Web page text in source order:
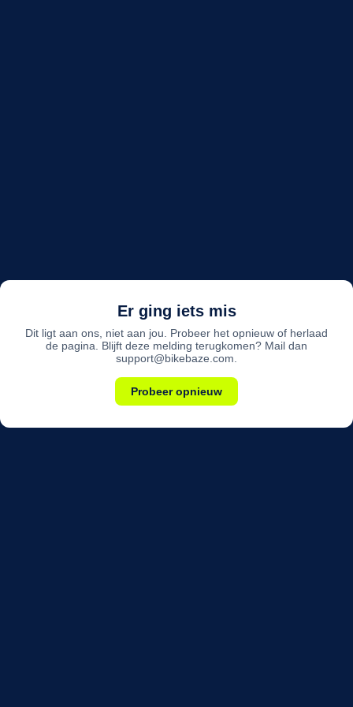
Er ging iets mis
Dit ligt aan ons, niet aan jou. Probeer het opnieuw of herlaad
de pagina. Blijft deze melding terugkomen? Mail dan
support@bikebaze.com.
Probeer opnieuw